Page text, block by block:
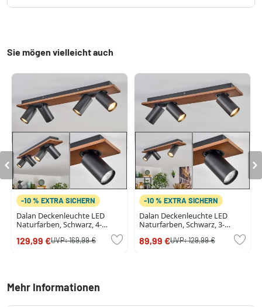
Sie mögen vielleicht auch
-10 % EXTRA SICHERN
Dalan Deckenleuchte LED
Naturfarben, Schwarz, 4-
129,99 €UVP:169,99 €
-10 % EXTRA SICHERN
Dalan Deckenleuchte LED
Naturfarben, Schwarz, 3-
89,99 €UVP:129,99 €
Mehr Informationen